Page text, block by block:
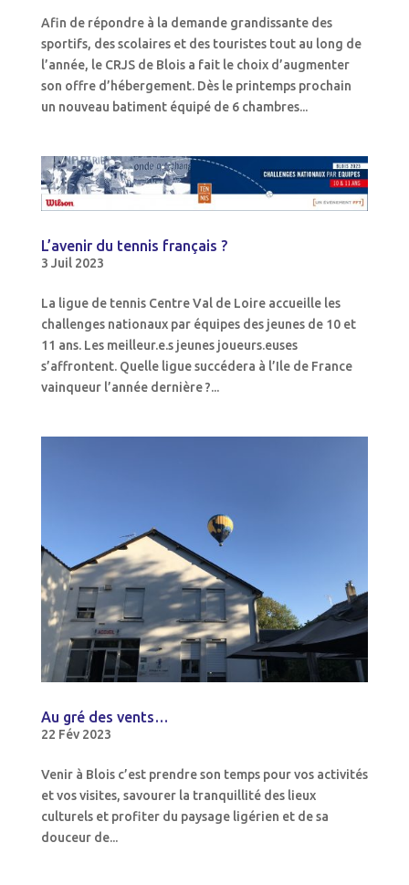
Afin de répondre à la demande grandissante des
sportifs, des scolaires et des touristes tout au long de
l’année, le CRJS de Blois a fait le choix d’augmenter
son offre d’hébergement. Dès le printemps prochain
un nouveau batiment équipé de 6 chambres...
L’avenir du tennis français ?
3 Juil 2023
La ligue de tennis Centre Val de Loire accueille les
challenges nationaux par équipes des jeunes de 10 et
11 ans. Les meilleur.e.s jeunes joueurs.euses
s’affrontent. Quelle ligue succédera à l’Ile de France
vainqueur l’année dernière ?...
Au gré des vents…
22 Fév 2023
Venir à Blois c’est prendre son temps pour vos activités
et vos visites, savourer la tranquillité des lieux
culturels et profiter du paysage ligérien et de sa
douceur de...